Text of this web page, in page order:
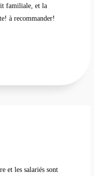
familiale, et la
à recommander!
et les salariés sont